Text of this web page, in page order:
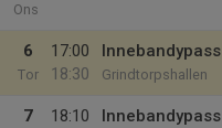
Ons
6
Tor
17:00
18:30
Innebandypass
Grindtorpshallen
7
18:10
Innebandypass